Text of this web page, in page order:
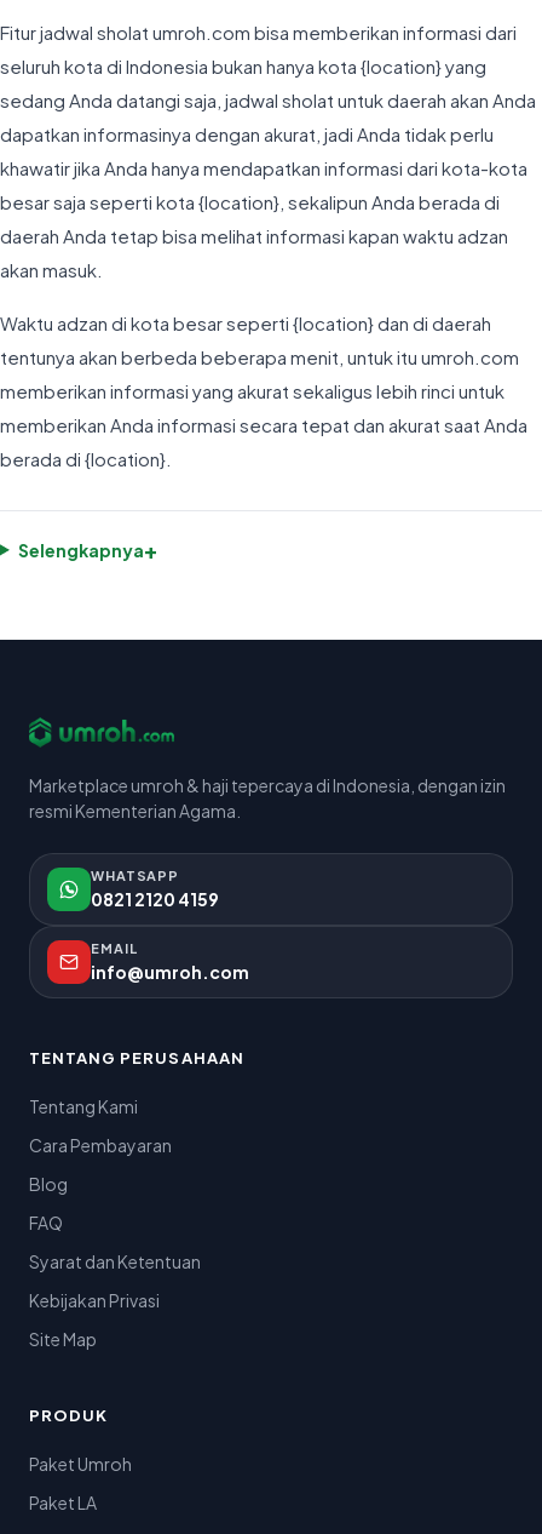
Fitur jadwal sholat umroh.com bisa memberikan informasi dari
seluruh kota di Indonesia bukan hanya kota {location} yang
sedang Anda datangi saja, jadwal sholat untuk daerah akan Anda
dapatkan informasinya dengan akurat, jadi Anda tidak perlu
khawatir jika Anda hanya mendapatkan informasi dari kota-kota
besar saja seperti kota {location}, sekalipun Anda berada di
daerah Anda tetap bisa melihat informasi kapan waktu adzan
akan masuk.
Waktu adzan di kota besar seperti {location} dan di daerah
tentunya akan berbeda beberapa menit, untuk itu umroh.com
memberikan informasi yang akurat sekaligus lebih rinci untuk
memberikan Anda informasi secara tepat dan akurat saat Anda
berada di {location}.
Selengkapnya+
Marketplace umroh & haji tepercaya di Indonesia, dengan izin
resmi Kementerian Agama.
WHATSAPP
0821 2120 4159
EMAIL
info@umroh.com
TENTANG PERUSAHAAN
Tentang Kami
Cara Pembayaran
Blog
FAQ
Syarat dan Ketentuan
Kebijakan Privasi
Site Map
PRODUK
Paket Umroh
Paket LA